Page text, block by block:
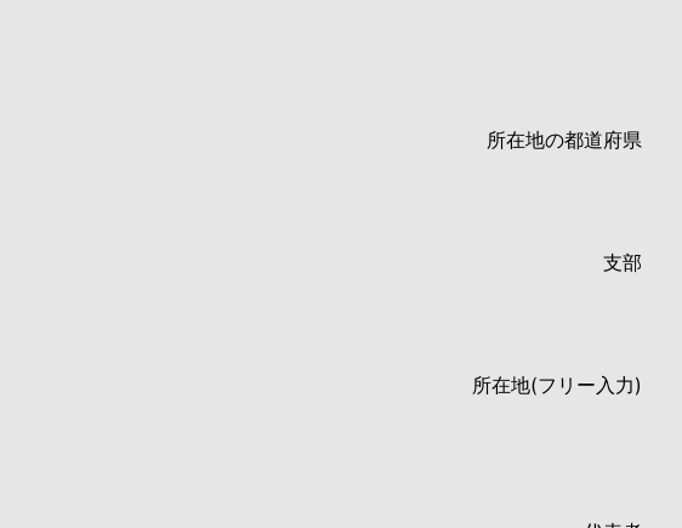
所在地の都道府県
支部
所在地(フリー入力)